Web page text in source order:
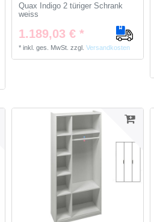
Quax Indigo 2 türiger Schrank
weiss
1.189,03 € *
*inkl. ges. MwSt. zzgl.Versandkosten